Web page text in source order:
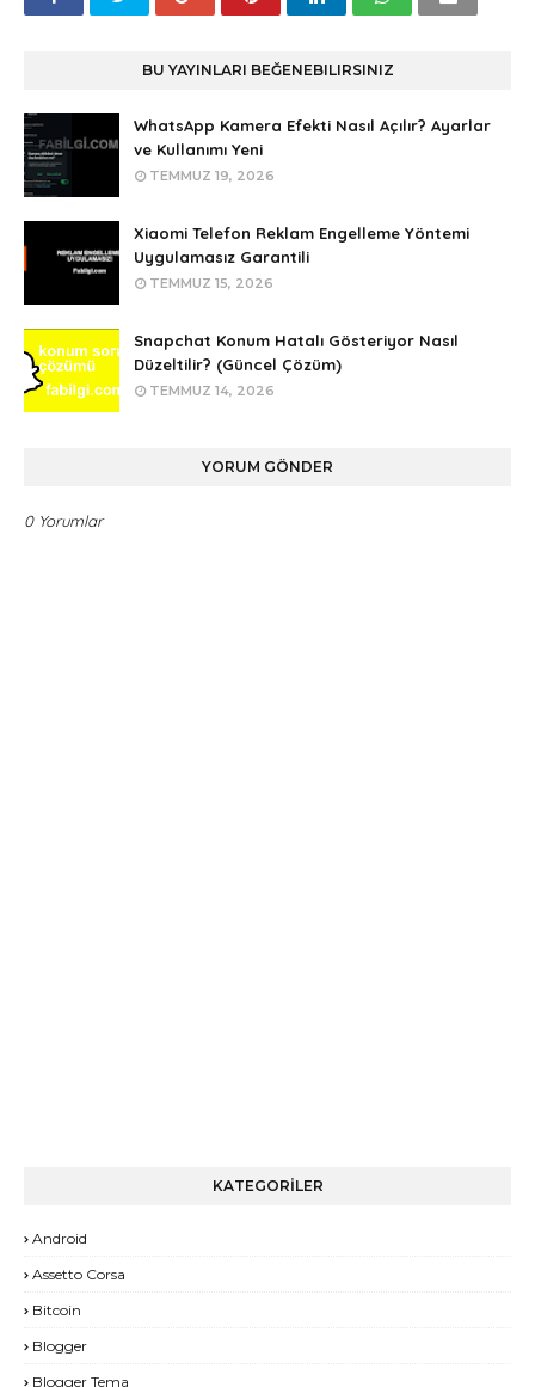
BU YAYINLARI BEĞENEBILIRSINIZ
WhatsApp Kamera Efekti Nasıl Açılır? Ayarlar
ve Kullanımı Yeni
TEMMUZ 19, 2026
Xiaomi Telefon Reklam Engelleme Yöntemi
Uygulamasız Garantili
TEMMUZ 15, 2026
Snapchat Konum Hatalı Gösteriyor Nasıl
Düzeltilir? (Güncel Çözüm)
TEMMUZ 14, 2026
YORUM GÖNDER
0 Yorumlar
KATEGORİLER
Android
Assetto Corsa
Bitcoin
Blogger
Blogger Tema